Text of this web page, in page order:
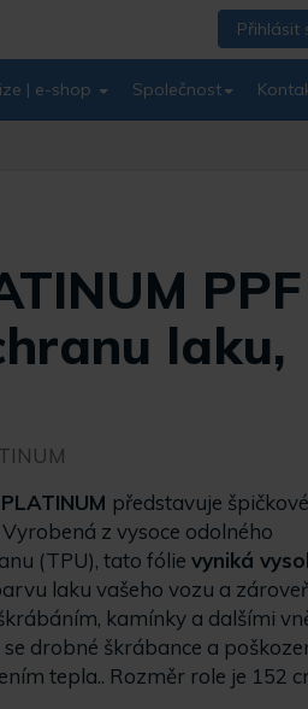
Přihlásit
| e-shop Společnost
PPF
laku,
představuje
z vysoce odolného
(TPU), tato fólie vyniká
laku vašeho vozu a
kamínky a dalšími
drobné škrábance a
tepla.. Rozměr role je 152